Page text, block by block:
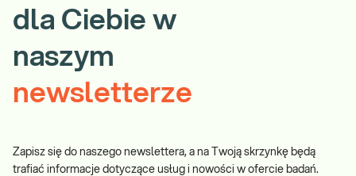
dla Ciebie w
naszym
newsletterze
Zapisz się do naszego newslettera, a na Twoją skrzynkę będą
trafiać informacje dotyczące usług i nowości w ofercie badań.